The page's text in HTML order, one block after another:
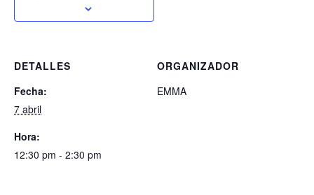
DETALLES
Fecha:
7 abril
Hora:
12:30 pm - 2:30 pm
ORGANIZADOR
EMMA